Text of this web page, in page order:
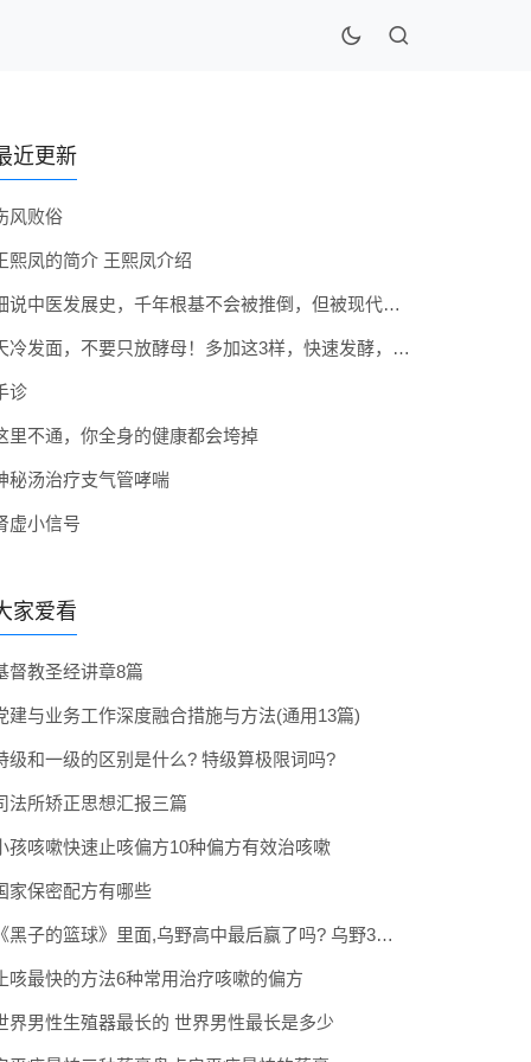
近更新
风败俗
熙凤的简介 王熙凤介绍
细说中医发展史，千年根基不会被推倒，但被现代医疗模式堵住出路
天冷发面，不要只放酵母！多加这3样，快速发酵，蓬松香软弹性十足
诊
里不通，你全身的健康都会垮掉
秘汤治疗支气管哮喘
虚小信号
家爱看
督教圣经讲章8篇
建与业务工作深度融合措施与方法(通用13篇)
级和一级的区别是什么? 特级算极限词吗?
法所矫正思想汇报三篇
孩咳嗽快速止咳偏方10种偏方有效治咳嗽
家保密配方有哪些
《黑子的篮球》里面,乌野高中最后赢了吗? 乌野3年拿到全国冠军了吗
咳最快的方法6种常用治疗咳嗽的偏方
界男性生殖器最长的 世界男性最长是多少